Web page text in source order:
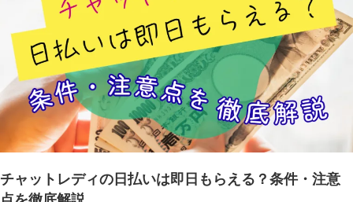
チャットレディの日払いは即日もらえる？条件・注意